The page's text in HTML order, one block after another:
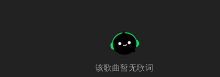
该歌曲暂无歌词